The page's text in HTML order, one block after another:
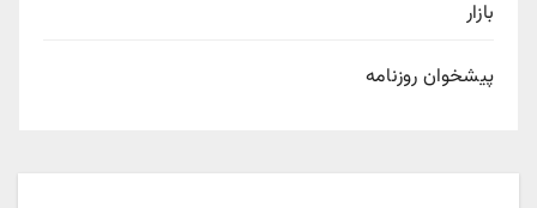
بازار
پیشخوان روزنامه